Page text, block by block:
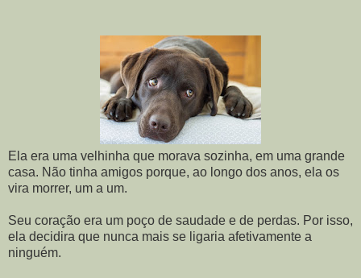
Ela era uma velhinha que morava sozinha, em uma grande
casa. Não tinha amigos porque, ao longo dos anos, ela os
vira morrer, um a um.
Seu coração era um poço de saudade e de perdas. Por isso,
ela decidira que nunca mais se ligaria afetivamente a
ninguém.